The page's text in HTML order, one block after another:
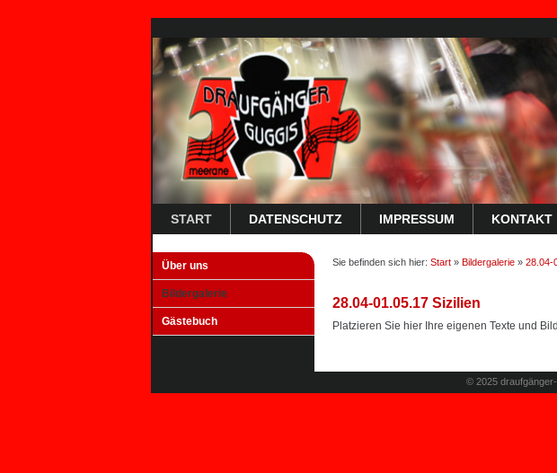
START DATENSCHUTZ IMPRESSUM KONTAKT
Über uns
Bildergalerie
Gästebuch
Sie befinden sich hier: Start» Bildergalerie» 28.04-
28.04-01.05.17 Sizilien
Platzieren Sie hier Ihre eigenen Texte und
© 2025